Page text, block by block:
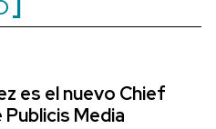
es el nuevo Chief
Media